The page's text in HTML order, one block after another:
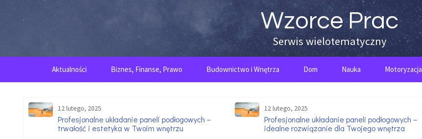
Wzorce Prac
Serwis wielotematyczny
Aktualności Biznes, Finanse, Prawo Budownictwo i Wnętrza Dom Nauka Motoryzacja
12 lutego, 2025
Profesjonalne układanie paneli podłogowych –
trwałość i estetyka w Twoim wnętrzu
12 lutego, 2025
Profesjonalne układanie paneli podłogowych –
idealne rozwiązanie dla Twojego wnętrza